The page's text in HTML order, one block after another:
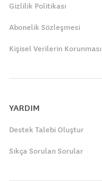
Gizlilik Politikası
Abonelik Sözleşmesi
Kişisel Verilerin Korunması
YARDIM
Destek Talebi Oluştur
Sıkça Sorulan Sorular